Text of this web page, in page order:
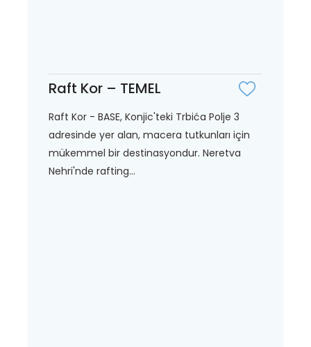
Raft Kor – TEMEL
Raft Kor - BASE, Konjic'teki Trbića Polje 3
adresinde yer alan, macera tutkunları için
mükemmel bir destinasyondur. Neretva
Nehri'nde rafting...